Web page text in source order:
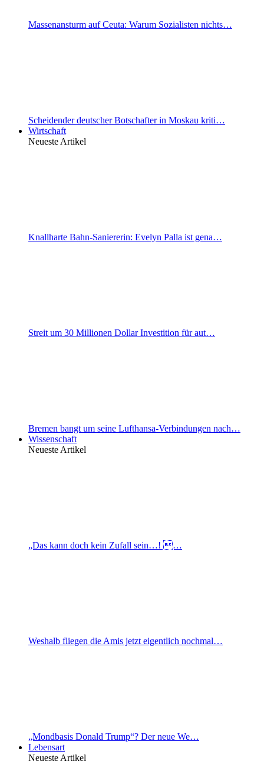
Massenansturm auf Ceuta: Warum Sozialisten nichts…
Scheidender deutscher Botschafter in Moskau kriti…
Wirtschaft
Neueste Artikel
Knallharte Bahn-Saniererin: Evelyn Palla ist gena…
Streit um 30 Millionen Dollar Investition für aut…
Bremen bangt um seine Lufthansa-Verbindungen nach…
Wissenschaft
Neueste Artikel
„Das kann doch kein Zufall sein…! …
Weshalb fliegen die Amis jetzt eigentlich nochmal…
„Mondbasis Donald Trump“? Der neue We…
Lebensart
Neueste Artikel